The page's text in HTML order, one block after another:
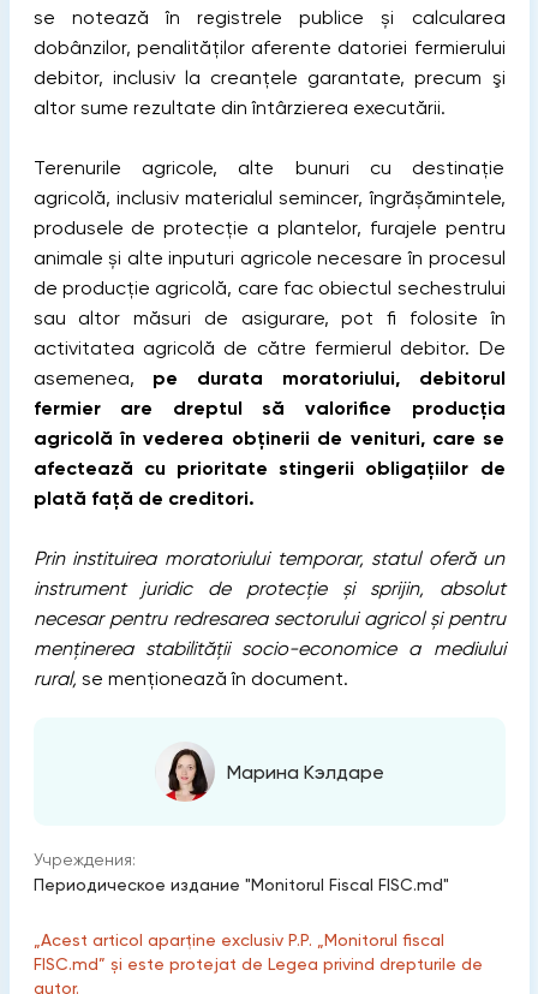
se notează în registrele publice și calcularea
dobânzilor, penalităţilor aferente datoriei fermierului
debitor, inclusiv la creanțele garantate, precum şi
altor sume rezultate din întârzierea executării.
Terenurile agricole, alte bunuri cu destinație
agricolă, inclusiv materialul semincer, îngrășămintele,
produsele de protecție a plantelor, furajele pentru
animale și alte inputuri agricole necesare în procesul
de producție agricolă, care fac obiectul sechestrului
sau altor măsuri de asigurare, pot fi folosite în
activitatea agricolă de către fermierul debitor. De
asemenea, pe durata moratoriului, debitorul
fermier are dreptul să valorifice producția
agricolă în vederea obținerii de venituri, care se
afectează cu prioritate stingerii obligațiilor de
plată față de creditori.
Prin instituirea moratoriului temporar, statul oferă un
instrument juridic de protecție și sprijin, absolut
necesar pentru redresarea sectorului agricol și pentru
menținerea stabilității socio-economice a mediului
rural, se menționează în document.
Марина Кэлдаре
Учреждения:
Периодическое издание "Monitorul Fiscal FISC.md"
„Acest articol aparține exclusiv P.P. „Monitorul fiscal
FISC.md” și este protejat de Legea privind drepturile de
autor.